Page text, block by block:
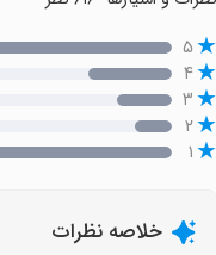
۵
۴
۳
۲
۱
خلاصه نظرات